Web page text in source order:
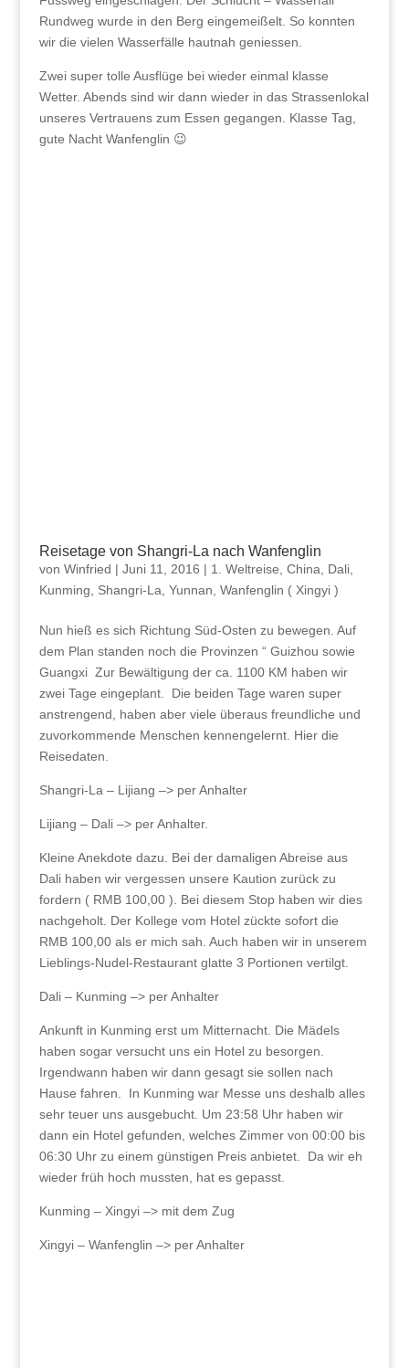
Rundweg wurde in den Berg eingemeißelt. So konnten
wir die vielen Wasserfälle hautnah geniessen.
Zwei super tolle Ausflüge bei wieder einmal klasse
Wetter. Abends sind wir dann wieder in das Strassenlokal
unseres Vertrauens zum Essen gegangen. Klasse Tag,
gute Nacht Wanfenglin 😉
Reisetage von Shangri-La nach Wanfenglin
von Winfried | Juni 11, 2016 | 1. Weltreise, China, Dali,
Kunming, Shangri-La, Yunnan, Wanfenglin ( Xingyi )
Nun hieß es sich Richtung Süd-Osten zu bewegen. Auf
dem Plan standen noch die Provinzen “ Guizhou sowie
Guangxi Zur Bewältigung der ca. 1100 KM haben wir
zwei Tage eingeplant. Die beiden Tage waren super
anstrengend, haben aber viele überaus freundliche und
zuvorkommende Menschen kennengelernt. Hier die
Reisedaten.
Shangri-La – Lijiang –> per Anhalter
Lijiang – Dali –> per Anhalter.
Kleine Anekdote dazu. Bei der damaligen Abreise aus
Dali haben wir vergessen unsere Kaution zurück zu
fordern ( RMB 100,00 ). Bei diesem Stop haben wir dies
nachgeholt. Der Kollege vom Hotel zückte sofort die
RMB 100,00 als er mich sah. Auch haben wir in unserem
Lieblings-Nudel-Restaurant glatte 3 Portionen vertilgt.
Dali – Kunming –> per Anhalter
Ankunft in Kunming erst um Mitternacht. Die Mädels
haben sogar versucht uns ein Hotel zu besorgen.
Irgendwann haben wir dann gesagt sie sollen nach
Hause fahren. In Kunming war Messe uns deshalb alles
sehr teuer uns ausgebucht. Um 23:58 Uhr haben wir
dann ein Hotel gefunden, welches Zimmer von 00:00 bis
06:30 Uhr zu einem günstigen Preis anbietet. Da wir eh
wieder früh hoch mussten, hat es gepasst.
Kunming – Xingyi –> mit dem Zug
Xingyi – Wanfenglin –> per Anhalter